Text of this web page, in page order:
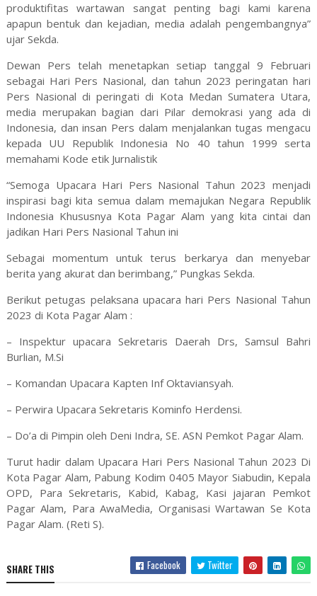
produktifitas wartawan sangat penting bagi kami karena
apapun bentuk dan kejadian, media adalah pengembangnya”
ujar Sekda.
Dewan Pers telah menetapkan setiap tanggal 9 Februari
sebagai Hari Pers Nasional, dan tahun 2023 peringatan hari
Pers Nasional di peringati di Kota Medan Sumatera Utara,
media merupakan bagian dari Pilar demokrasi yang ada di
Indonesia, dan insan Pers dalam menjalankan tugas mengacu
kepada UU Republik Indonesia No 40 tahun 1999 serta
memahami Kode etik Jurnalistik
“Semoga Upacara Hari Pers Nasional Tahun 2023 menjadi
inspirasi bagi kita semua dalam memajukan Negara Republik
Indonesia Khususnya Kota Pagar Alam yang kita cintai dan
jadikan Hari Pers Nasional Tahun ini
Sebagai momentum untuk terus berkarya dan menyebar
berita yang akurat dan berimbang,” Pungkas Sekda.
Berikut petugas pelaksana upacara hari Pers Nasional Tahun
2023 di Kota Pagar Alam :
– Inspektur upacara Sekretaris Daerah Drs, Samsul Bahri
Burlian, M.Si
– Komandan Upacara Kapten Inf Oktaviansyah.
– Perwira Upacara Sekretaris Kominfo Herdensi.
– Do’a di Pimpin oleh Deni Indra, SE. ASN Pemkot Pagar Alam.
Turut hadir dalam Upacara Hari Pers Nasional Tahun 2023 Di
Kota Pagar Alam, Pabung Kodim 0405 Mayor Siabudin, Kepala
OPD, Para Sekretaris, Kabid, Kabag, Kasi jajaran Pemkot
Pagar Alam, Para AwaMedia, Organisasi Wartawan Se Kota
Pagar Alam. (Reti S).
SHARE THIS Facebook Twitter